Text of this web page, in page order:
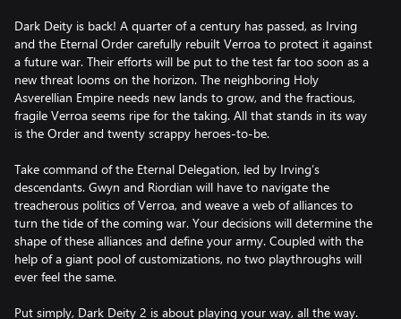
Dark Deity is back! A quarter of a century has passed, as Irving
and the Eternal Order carefully rebuilt Verroa to protect it against
a future war. Their efforts will be put to the test far too soon as a
new threat looms on the horizon. The neighboring Holy
Asverellian Empire needs new lands to grow, and the fractious,
fragile Verroa seems ripe for the taking. All that stands in its way
is the Order and twenty scrappy heroes-to-be.
Take command of the Eternal Delegation, led by Irving’s
descendants. Gwyn and Riordian will have to navigate the
treacherous politics of Verroa, and weave a web of alliances to
turn the tide of the coming war. Your decisions will determine the
shape of these alliances and define your army. Coupled with the
help of a giant pool of customizations, no two playthroughs will
ever feel the same.
Put simply, Dark Deity 2 is about playing your way, all the way.